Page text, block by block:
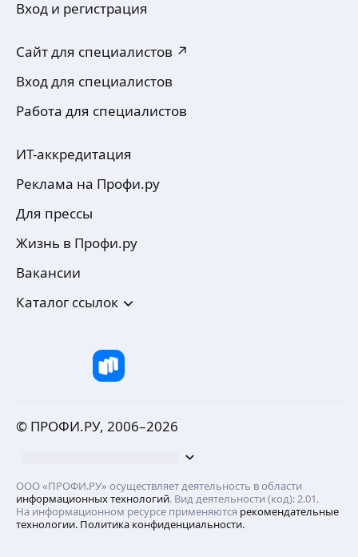
Вход и регистрация
Сайт для специалистов ↗
Вход для специалистов
Работа для специалистов
ИТ-аккредитация
Реклама на Профи.ру
Для прессы
Жизнь в Профи.ру
Вакансии
Каталог ссылок
© ПРОФИ.РУ, 2006–2026
ООО «ПРОФИ.РУ» осуществляет деятельность в области
информационных технологий. Вид деятельности (код): 2.01.
На информационном ресурсе применяются рекомендательные
технологии. Политика конфиденциальности.